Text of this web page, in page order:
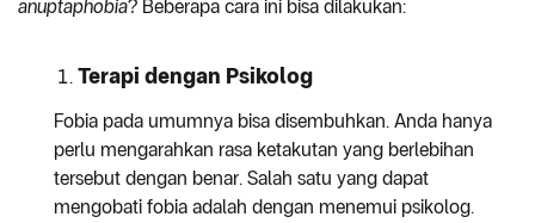
anuptaphobia? Beberapa cara ini bisa dilakukan:
Terapi dengan Psikolog
Fobia pada umumnya bisa disembuhkan. Anda hanya
perlu mengarahkan rasa ketakutan yang berlebihan
tersebut dengan benar. Salah satu yang dapat
mengobati fobia adalah dengan menemui psikolog.